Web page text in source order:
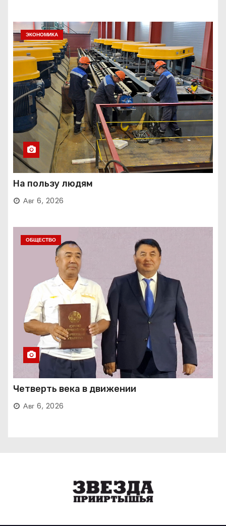
ЭКОНОМИКА
На пользу людям
Авг 6, 2026
ОБЩЕСТВО
Четверть века в движении
Авг 6, 2026